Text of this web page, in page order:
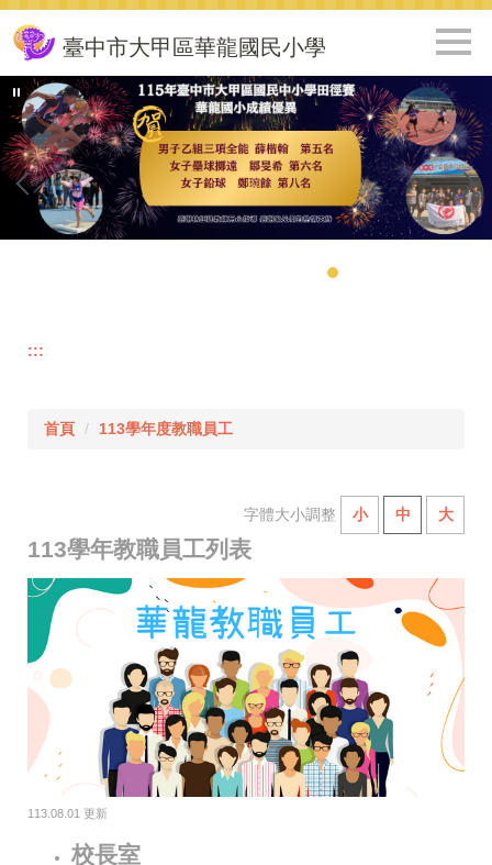
跳
到
主
要
內
容
區
臺中市大甲區華龍國民小學
:::
首頁 113學年度教職員工
字體大小調整 小 中 大
113學年教職員工列表
113.08.01 更新
校長室